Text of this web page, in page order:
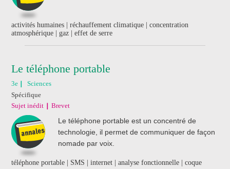
activités humaines | réchauffement climatique | concentration
atmosphérique | gaz | effet de serre
Le téléphone portable
3e
Sciences
Spécifique
Sujet inédit
Brevet
Le téléphone portable est un concentré de
technologie, il permet de communiquer de façon
nomade par voix.
téléphone portable | SMS | internet | analyse fonctionnelle | coque